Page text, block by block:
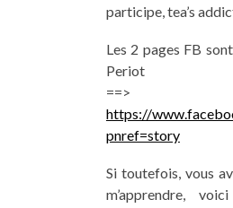
participe, tea’s
Les 2 pages FB
Periot
==>
https://
pnref=story
Si toutefois, vous
m’apprendre,